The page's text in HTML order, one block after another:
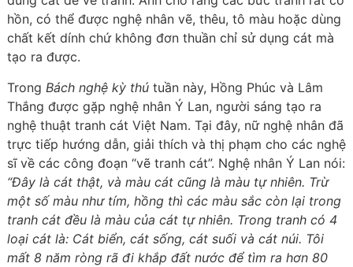
hồn, có thể được nghệ nhân vẽ, thêu, tô màu hoặc dùng
chất kết dính chứ không đơn thuần chỉ sử dụng cát mà
tạo ra được.
Trong Bách nghệ kỳ thútuần này, Hồng Phúc và Lâm
Thắng được gặp nghệ nhân Ý Lan, người sáng tạo ra
nghệ thuật tranh cát Việt Nam. Tại đây, nữ nghệ nhân đã
trực tiếp hướng dẫn, giải thích và thị phạm cho các nghệ
sĩ về các công đoạn “vẽ tranh cát”. Nghệ nhân Ý Lan nói:
“Đây là cát thật, và màu cát cũng là màu tự nhiên. Trừ
một số màu như tím, hồng thì các màu sắc còn lại trong
tranh cát đều là màu của cát tự nhiên. Trong tranh có 4
loại cát là: Cát biển, cát sống, cát suối và cát núi. Tôi
mất 8 năm ròng rã đi khắp đất nước để tìm ra hơn 80